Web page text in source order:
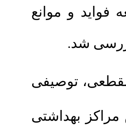
فواید و موانع
شد.
توصیفی
پوشش مراکز بهداشتی